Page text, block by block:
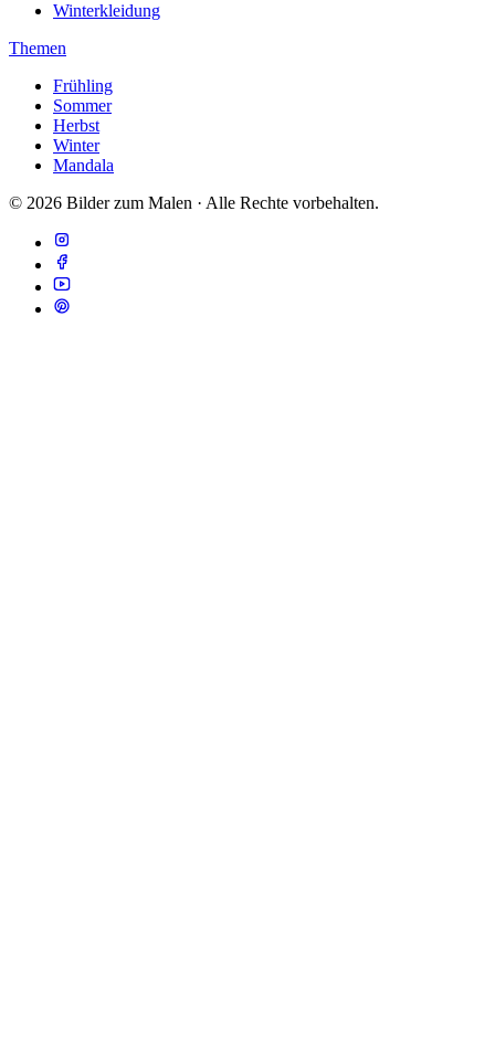
Winterkleidung
Themen
Frühling
Sommer
Herbst
Winter
Mandala
© 2026 Bilder zum Malen · Alle Rechte vorbehalten.